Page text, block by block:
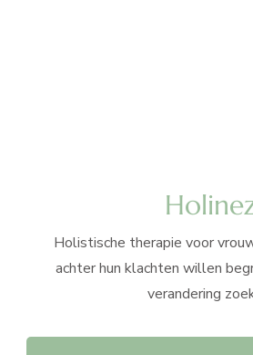
Holistische therapie voor
achter hun klachten willen
verandering